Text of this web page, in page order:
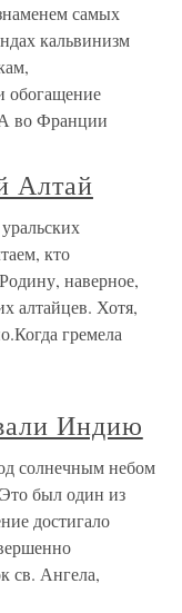
самых
кальвинизм
обогащение
во Франции
Алтай
кто
наверное,
алтайцев. Хотя,
гремела
Индию
солнечным небом
был один из
достигало
св. Ангела,